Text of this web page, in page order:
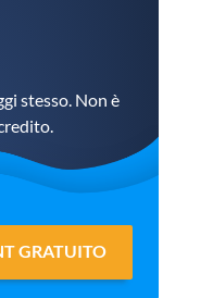
stesso. Non è
GRATUITO